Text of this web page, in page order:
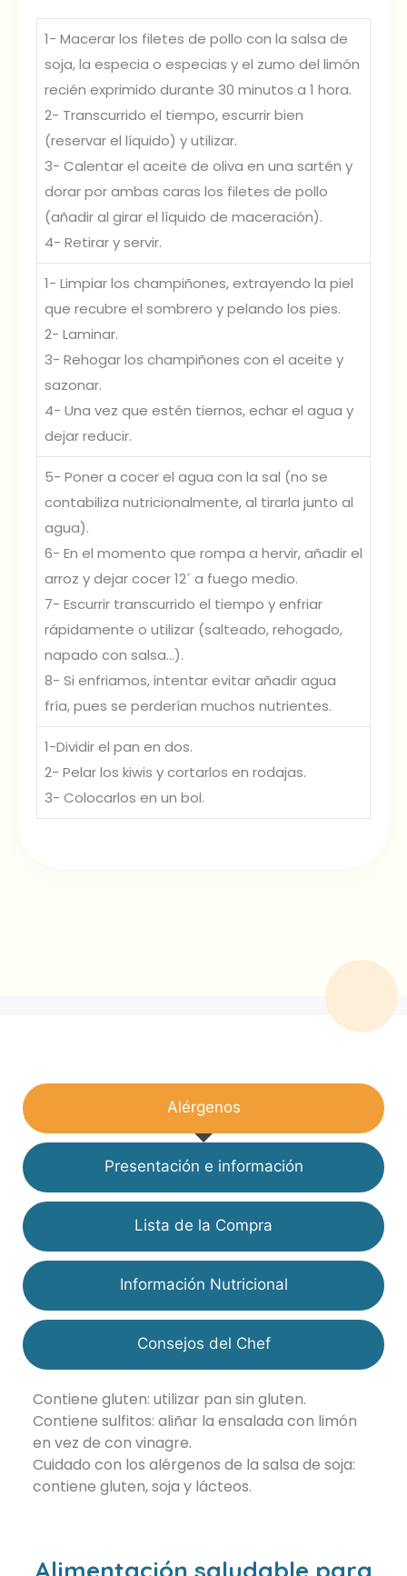
1- Macerar los filetes de pollo con la salsa de
soja, la especia o especias y el zumo del limón
recién exprimido durante 30 minutos a 1 hora.
2- Transcurrido el tiempo, escurrir bien
(reservar el líquido) y utilizar.
3- Calentar el aceite de oliva en una sartén y
dorar por ambas caras los filetes de pollo
(añadir al girar el líquido de maceración).
4- Retirar y servir.
1- Limpiar los champiñones, extrayendo la piel
que recubre el sombrero y pelando los pies.
2- Laminar.
3- Rehogar los champiñones con el aceite y
sazonar.
4- Una vez que estén tiernos, echar el agua y
dejar reducir.
5- Poner a cocer el agua con la sal (no se
contabiliza nutricionalmente, al tirarla junto al
agua).
6- En el momento que rompa a hervir, añadir el
arroz y dejar cocer 12´ a fuego medio.
7- Escurrir transcurrido el tiempo y enfriar
rápidamente o utilizar (salteado, rehogado,
napado con salsa…).
8- Si enfriamos, intentar evitar añadir agua
fría, pues se perderían muchos nutrientes.
1-Dividir el pan en dos.
2- Pelar los kiwis y cortarlos en rodajas.
3- Colocarlos en un bol.
Alérgenos
Presentación e información
Lista de la Compra
Información Nutricional
Consejos del Chef
Contiene gluten: utilizar pan sin gluten.
Contiene sulfitos: aliñar la ensalada con limón
en vez de con vinagre.
Cuidado con los alérgenos de la salsa de soja:
contiene gluten, soja y lácteos.